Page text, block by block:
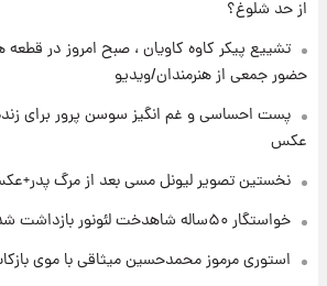
پدر+عکس و فیلم
استوری مرموز
از حد شلوغ؟
تشییع پیکر کاوه کاویان ، صبح امروز در قطعه
حضور جمعی از هنرمندان/ویدیو
پست احساسی و غم انگیز سوسن پرور برای
عکس
نخستین تصویر لیونل مسی بعد از مرگ
خواستگار ۵۰ساله شاهدخت لئونور بازداشت شد
استوری مرموز محمدحسین میثاقی با موی